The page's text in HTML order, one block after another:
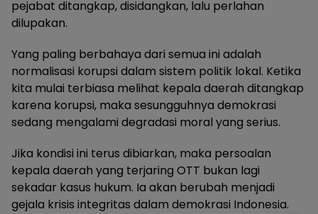
pejabat ditangkap, disidangkan, lalu perlahan
dilupakan.
Yang paling berbahaya dari semua ini adalah
normalisasi korupsi dalam sistem politik lokal. Ketika
kita mulai terbiasa melihat kepala daerah ditangkap
karena korupsi, maka sesungguhnya demokrasi
sedang mengalami degradasi moral yang serius.
Jika kondisi ini terus dibiarkan, maka persoalan
kepala daerah yang terjaring OTT bukan lagi
sekadar kasus hukum. Ia akan berubah menjadi
gejala krisis integritas dalam demokrasi Indonesia.